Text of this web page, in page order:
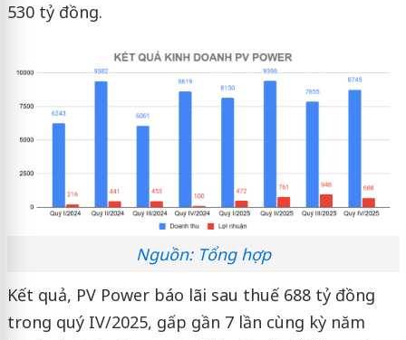
530 tỷ đồng.
Nguồn: Tổng hợp
Kết quả, PV Power báo lãi sau thuế 688 tỷ đồng
trong quý IV/2025, gấp gần 7 lần cùng kỳ năm